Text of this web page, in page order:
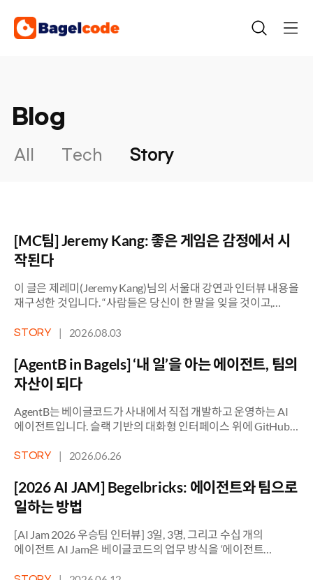
content
Blog
All Tech Story
[MC팀] Jeremy Kang: 좋은 게임은 감정에서 시
작된다
이 글은 제레미(Jeremy Kang)님의 서울대 강연과 인터뷰 내용을
재구성한 것입니다. “사람들은 당신이 한 말을 잊을 것이고,
기분을 느끼게 했는지는 결코 잊지 않는다.” 시작은 이 문장이면
만드는 사람에게도 그대로 적용된다고 생각한다. 사람들이
영화를, 음악을, 게임을 소비하는 이유는 […]
STORY | 2026.08.03
[AgentB in Bagels] ‘내 일’을 아는 에이전트, 팀의
자산이 되다
AgentB는 베이글코드가 사내에서 직접 개발하고 운영하는 AI
에이전트입니다. 슬랙 기반의 대화형 인터페이스 위에 GitHub,
단순한 정보 검색을 넘어 업무 히스토리 파악, 브리핑, 검수, 반복
있습니다. 중요한 점은 같은 AgentB라도 사람마다 활용 방식이
다르게 자리 잡는다는 것입니다. 누군가에게는 […]
STORY | 2026.06.26
[2026 AI JAM] Begelbricks: 에이전트와 팀으로
일하는 방법
[AI Jam 2026 우승팀 인터뷰] 3일, 3명, 그리고 수십 개의
에이전트 AI Jam은 베이글코드의 업무 방식을 ‘에이전트